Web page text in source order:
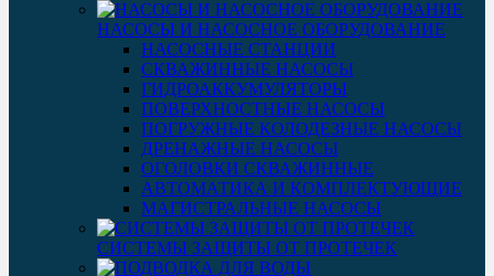
НАСОСЫ И НАСОСНОЕ ОБОРУДОВАНИЕ
НАСОСНЫЕ СТАНЦИИ
СКВАЖИННЫЕ НАСОСЫ
ГИДРОАККУМУЛЯТОРЫ
ПОВЕРХНОСТНЫЕ НАСОСЫ
ПОГРУЖНЫЕ КОЛОДЕЗНЫЕ НАСОСЫ
ДРЕНАЖНЫЕ НАСОСЫ
ОГОЛОВКИ СКВАЖИННЫЕ
АВТОМАТИКА И КОМПЛЕКТУЮЩИЕ
МАГИСТРАЛЬНЫЕ НАСОСЫ
СИСТЕМЫ ЗАЩИТЫ ОТ ПРОТЕЧЕК